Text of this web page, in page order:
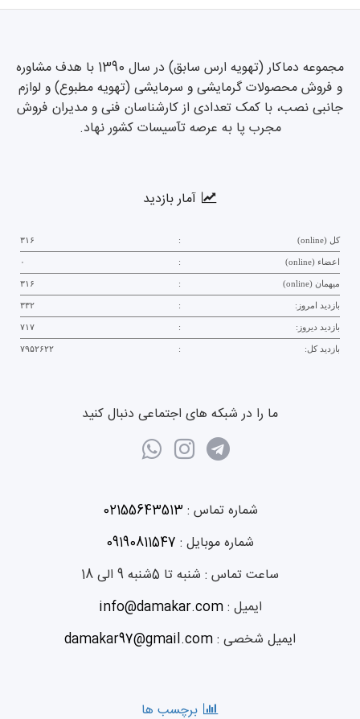
مجموعه دماکار (تهویه ارس سابق) در سال 1390 با هدف مشاوره
و فروش محصولات گرمایشی و سرمایشی (تهویه مطبوع) و لوازم
جانبی نصب، با کمک تعدادی از کارشناسان فنی و مدیران فروش
مجرب پا به عرصه تآسیسات کشور نهاد.
آمار بازدید
کل (online) : ۳۱۶
اعضاء (online) : ۰
میهمان (online) : ۳۱۶
بازدید امروز: : ۳۳۲
بازدید دیروز: : ۷۱۷
بازدید کل: : ۷۹۵۲۶۲۲
ما را در شبکه های اجتماعی دنبال کنید
شماره تماس : 02155643513
شماره موبایل : 09190811547
ساعت تماس : شنبه تا 5شنبه 9 الی 18
ایمیل :info@damakar.com
ایمیل شخصی : damakar97@gmail.com
برچسب ها